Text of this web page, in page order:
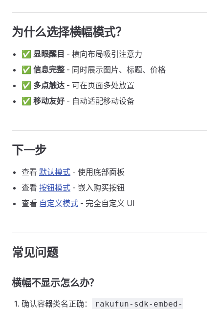
为什么选择横幅模式？
✅ 显眼醒目 - 横向布局吸引注意力
✅ 信息完整 - 同时展示图片、标题、价格
✅ 多点触达 - 可在页面多处放置
✅ 移动友好 - 自动适配移动设备
下一步
查看 默认模式 - 使用底部面板
查看 按钮模式 - 嵌入购买按钮
查看 自定义模式 - 完全自定义 UI
常见问题
横幅不显示怎么办？
确认容器类名正确：
rakufun-sdk-embed-